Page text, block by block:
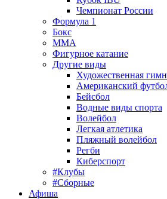
Чемпионат России
Формула 1
Бокс
MMA
Фигурное катание
Другие виды
Художественная
Американский
Бейсбол
Водные виды спорта
Волейбол
Легкая атлетика
Пляжный волейбол
Регби
Киберспорт
#Клубы
#Сборные
Афиша